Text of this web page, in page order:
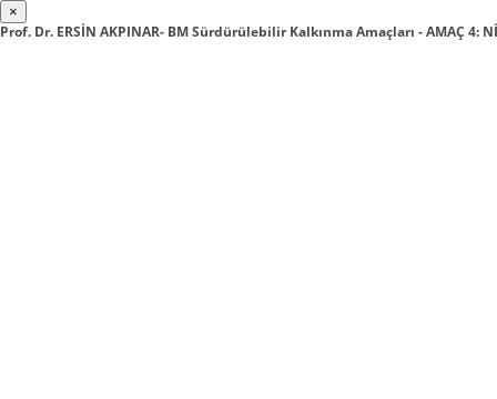
×
Prof. Dr. ERSİN AKPINAR- BM Sürdürülebilir Kalkınma Amaçları - AMAÇ 4: